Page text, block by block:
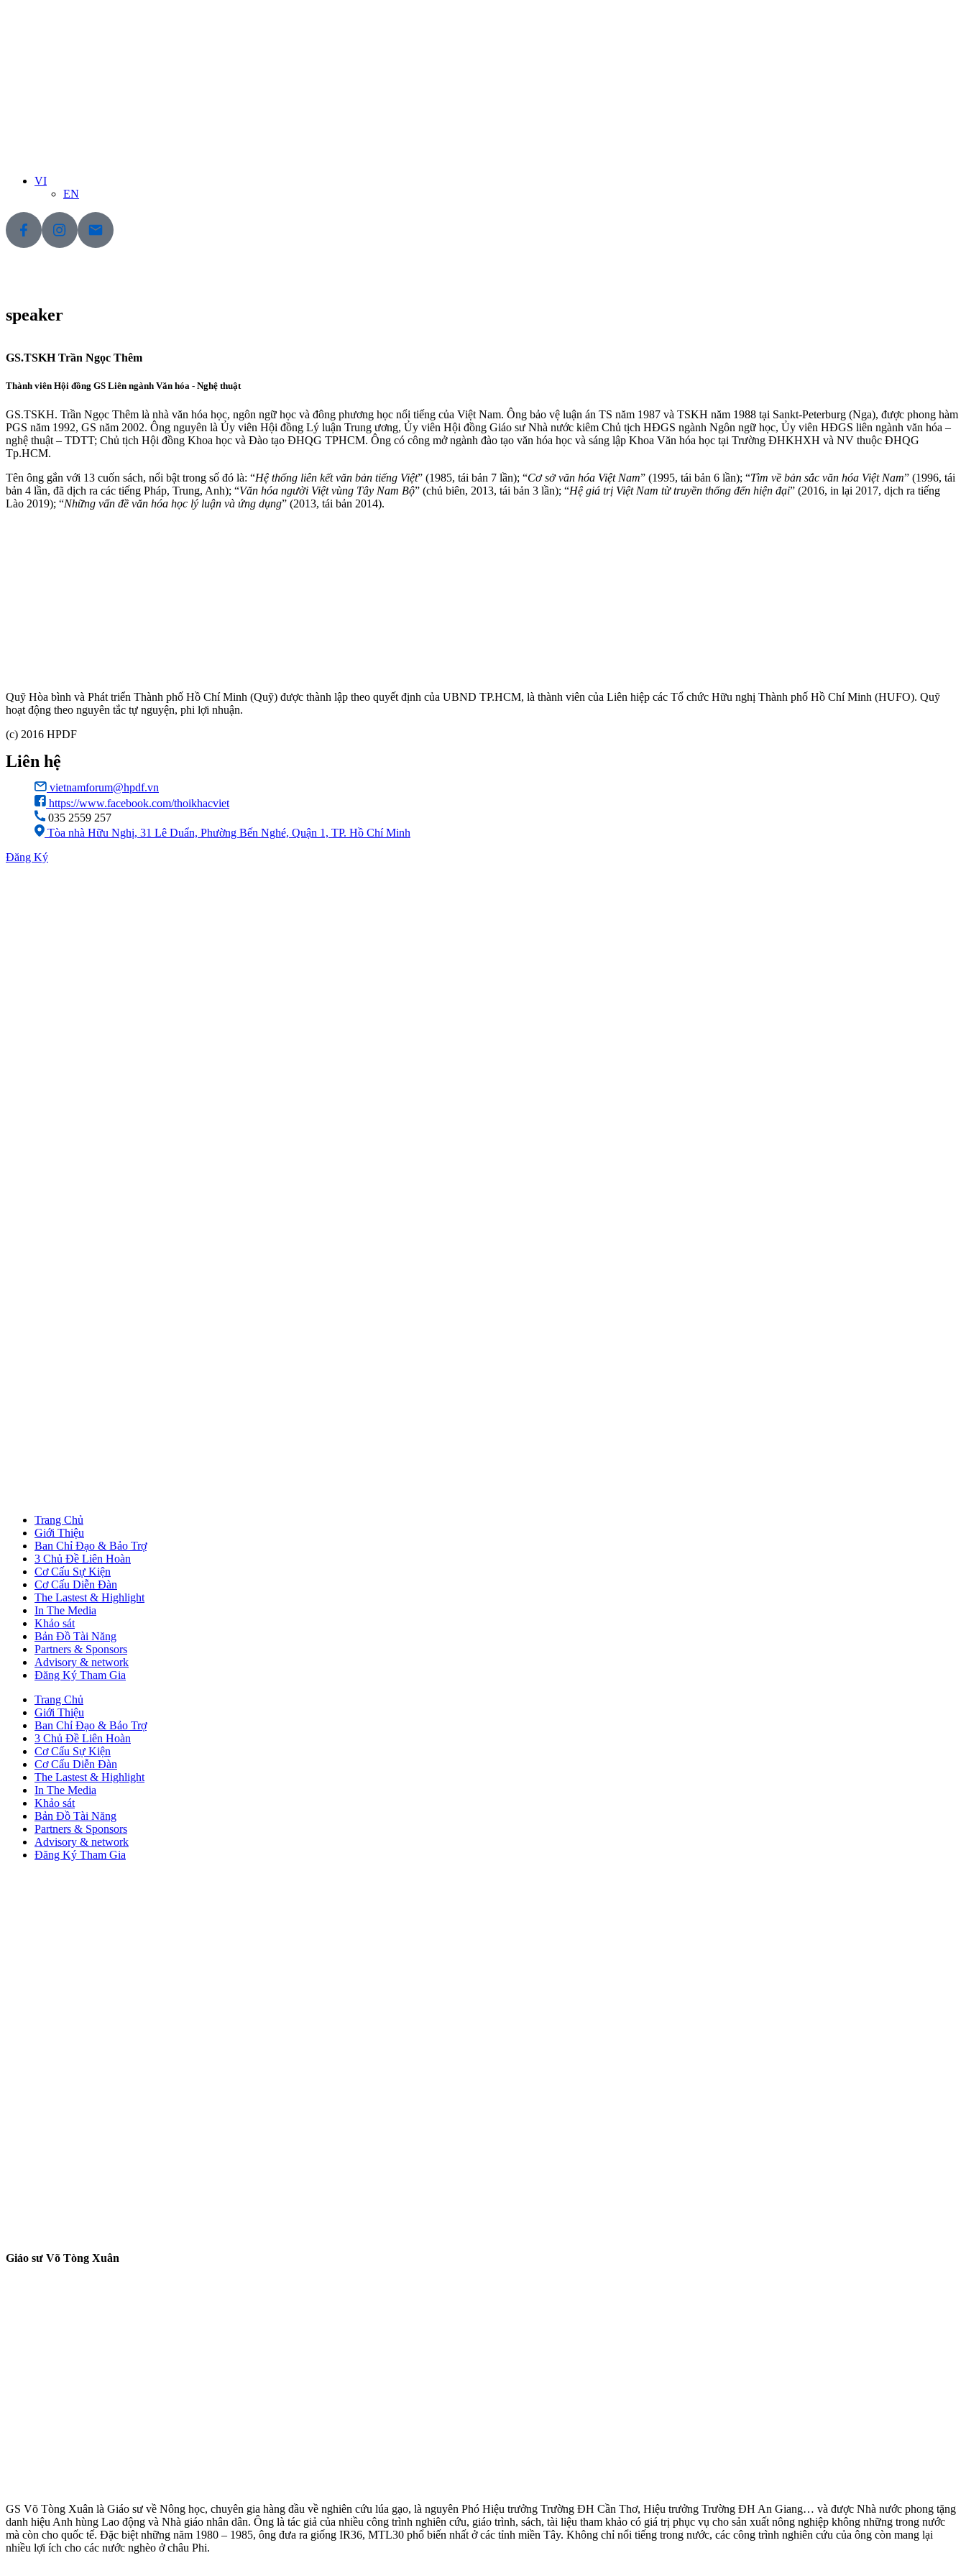
VI
EN
speaker
GS.TSKH Trần Ngọc Thêm
Thành viên Hội đồng GS Liên ngành Văn hóa - Nghệ thuật
GS.TSKH. Trần Ngọc Thêm là nhà văn hóa học, ngôn ngữ học và đông phương học nổi tiếng của Việt Nam. Ông bảo vệ luận án TS năm 1987 và TSKH năm 1988 tại Sankt-Peterburg (Nga), được phong hàm
PGS năm 1992, GS năm 2002. Ông nguyên là Ủy viên Hội đồng Lý luận Trung ương, Ủy viên Hội đồng Giáo sư Nhà nước kiêm Chủ tịch HĐGS ngành Ngôn ngữ học, Ủy viên HĐGS liên ngành văn hóa –
nghệ thuật – TDTT; Chủ tịch Hội đồng Khoa học và Đào tạo ĐHQG TPHCM. Ông có công mở ngành đào tạo văn hóa học và sáng lập Khoa Văn hóa học tại Trường ĐHKHXH và NV thuộc ĐHQG
Tp.HCM.
Tên ông gắn với 13 cuốn sách, nổi bật trong số đó là: “Hệ thống liên kết văn bản tiếng Việt” (1985, tái bản 7 lần); “Cơ sở văn hóa Việt Nam” (1995, tái bản 6 lần); “Tìm về bản sắc văn hóa Việt Nam” (1996, tái
bản 4 lần, đã dịch ra các tiếng Pháp, Trung, Anh); “Văn hóa người Việt vùng Tây Nam Bộ” (chủ biên, 2013, tái bản 3 lần); “Hệ giá trị Việt Nam từ truyền thống đến hiện đại” (2016, in lại 2017, dịch ra tiếng
Lào 2019); “Những vấn đề văn hóa học lý luận và ứng dụng” (2013, tái bản 2014).
Quỹ Hòa bình và Phát triển Thành phố Hồ Chí Minh (Quỹ) được thành lập theo quyết định của UBND TP.HCM, là thành viên của Liên hiệp các Tổ chức Hữu nghị Thành phố Hồ Chí Minh (HUFO). Quỹ
hoạt động theo nguyên tắc tự nguyện, phi lợi nhuận.
(c) 2016 HPDF
Liên hệ
vietnamforum@hpdf.vn
https://www.facebook.com/thoikhacviet
035 2559 257
Tòa nhà Hữu Nghị, 31 Lê Duẩn, Phường Bến Nghé, Quận 1, TP. Hồ Chí Minh
Đăng Ký
Trang Chủ
Giới Thiệu
Ban Chỉ Đạo & Bảo Trợ
3 Chủ Đề Liên Hoàn
Cơ Cấu Sự Kiện
Cơ Cấu Diễn Đàn
The Lastest & Highlight
In The Media
Khảo sát
Bản Đồ Tài Năng
Partners & Sponsors
Advisory & network
Đăng Ký Tham Gia
Trang Chủ
Giới Thiệu
Ban Chỉ Đạo & Bảo Trợ
3 Chủ Đề Liên Hoàn
Cơ Cấu Sự Kiện
Cơ Cấu Diễn Đàn
The Lastest & Highlight
In The Media
Khảo sát
Bản Đồ Tài Năng
Partners & Sponsors
Advisory & network
Đăng Ký Tham Gia
Giáo sư Võ Tòng Xuân
GS Võ Tòng Xuân là Giáo sư về Nông học, chuyên gia hàng đầu về nghiên cứu lúa gạo, là nguyên Phó Hiệu trưởng Trường ĐH Cần Thơ, Hiệu trưởng Trường ĐH An Giang… và được Nhà nước phong tặng
danh hiệu Anh hùng Lao động và Nhà giáo nhân dân. Ông là tác giả của nhiều công trình nghiên cứu, giáo trình, sách, tài liệu tham khảo có giá trị phục vụ cho sản xuất nông nghiệp không những trong nước
mà còn cho quốc tế. Đặc biệt những năm 1980 – 1985, ông đưa ra giống IR36, MTL30 phổ biến nhất ở các tỉnh miền Tây. Không chỉ nổi tiếng trong nước, các công trình nghiên cứu của ông còn mang lại
nhiều lợi ích cho các nước nghèo ở châu Phi.